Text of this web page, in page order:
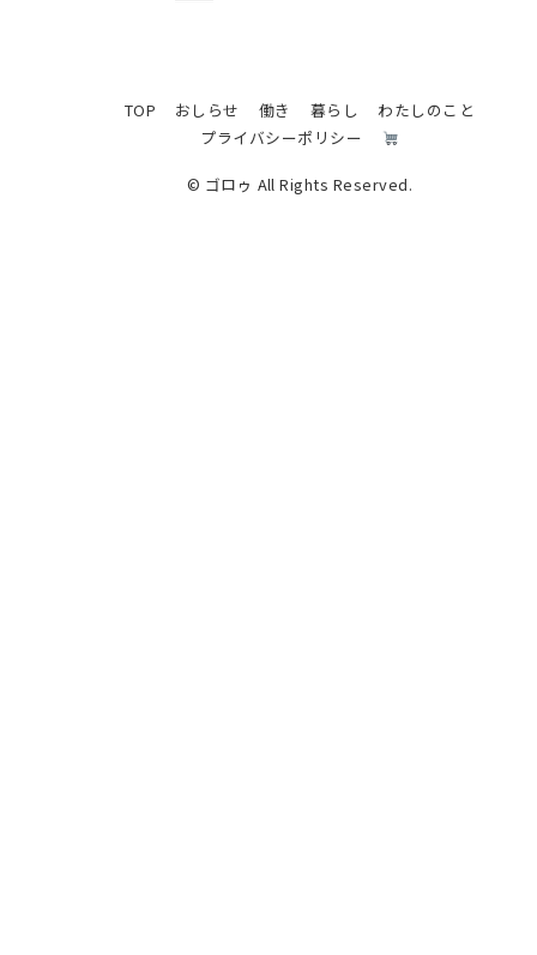
TOP おしらせ 働き 暮らし
わたしのこと
プライバシーポリシー
© ゴロゥ All Rights Reserved.